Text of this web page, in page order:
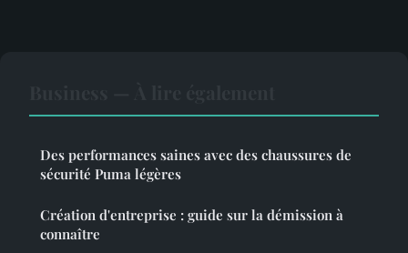
Des performances saines avec des chaussures de
sécurité Puma légères
Création d'entreprise : guide sur la démission à
connaître